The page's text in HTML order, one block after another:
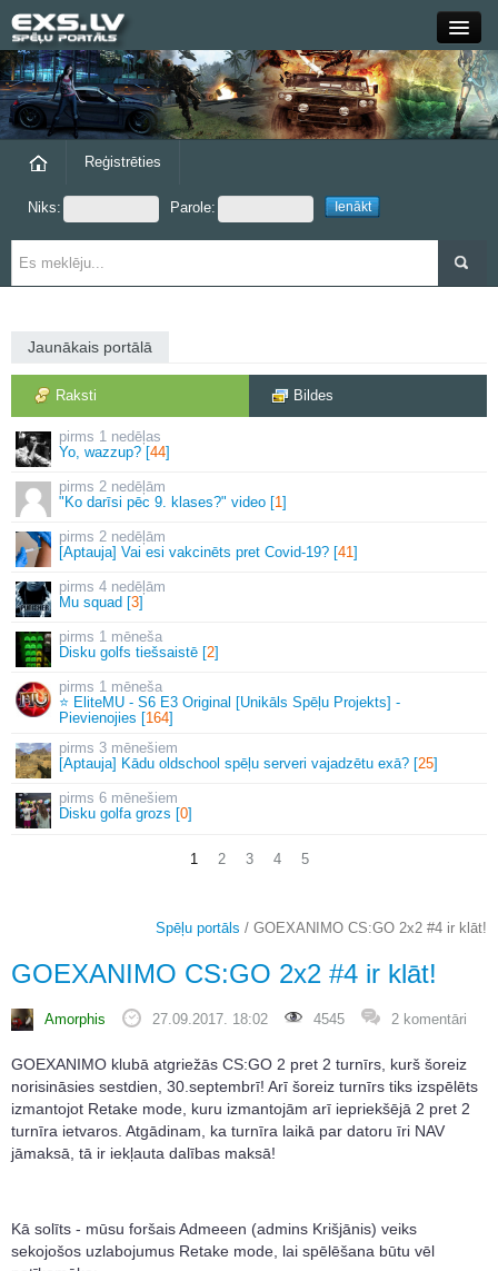
Close
Forums
Grupas
Reģistrēties
Niks: Parole:
Jaunākais portālā
Raksti Bildes
1 nedēļas
Yo, wazzup? [44]
2 nedēļām
"Ko darīsi pēc 9. klases?" video [1]
2 nedēļām
[Aptauja] Vai esi vakcinēts pret Covid-19? [41]
4 nedēļām
Mu squad [3]
1 mēneša
Disku golfs tiešsaistē [2]
1 mēneša
⭐ EliteMU - S6 E3 Original [Unikāls Spēļu Projekts] -
Pievienojies [164]
3 mēnešiem
[Aptauja] Kādu oldschool spēļu serveri vajadzētu exā? [25]
6 mēnešiem
Disku golfa grozs [0]
1 2 3 4 5
Spēļu portāls / GOEXANIMO CS:GO 2x2 #4 ir klāt!
GOEXANIMO CS:GO 2x2 #4 ir klāt!
Amorphis 27.09.2017. 18:02 4545 2 komentāri
GOEXANIMO klubā atgriežās CS:GO 2 pret 2 turnīrs, kurš šoreiz
norisināsies sestdien, 30.septembrī! Arī šoreiz turnīrs tiks izspēlēts
izmantojot Retake mode, kuru izmantojām arī iepriekšējā 2 pret 2
turnīra ietvaros. Atgādinam, ka turnīra laikā par datoru īri NAV
jāmaksā, tā ir iekļauta dalības maksā!
Kā solīts - mūsu foršais Admeeen (admins Krišjānis) veiks
sekojošos uzlabojumus Retake mode, lai spēlēšana būtu vēl